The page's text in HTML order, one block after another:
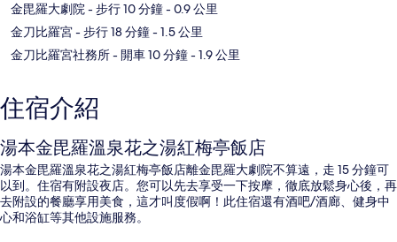
金毘羅大劇院- 步行 10 分鐘- 0.9 公里
金刀比羅宮- 步行 18 分鐘- 1.5 公里
金刀比羅宮社務所- 開車 10 分鐘- 1.9 公里
住宿介紹
湯本金毘羅溫泉花之湯紅梅亭飯店
湯本金毘羅溫泉花之湯紅梅亭飯店離金毘羅大劇院不算遠，走 15 分鐘可
以到。住宿有附設夜店。您可以先去享受一下按摩，徹底放鬆身心後，再
去附設的餐廳享用美食，這才叫度假啊！此住宿還有酒吧/酒廊、健身中
心和浴缸等其他設施服務。